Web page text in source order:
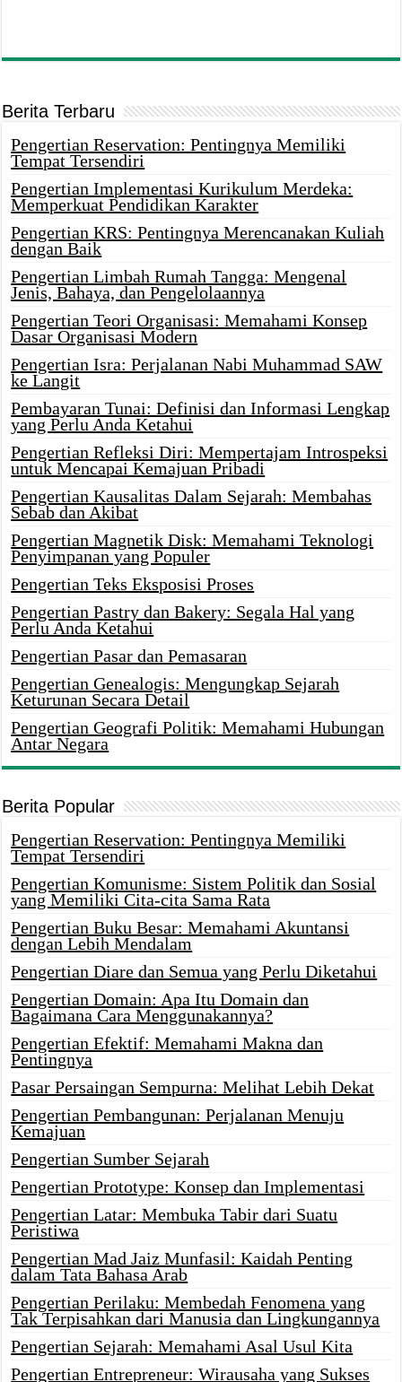
Berita Terbaru
Pengertian Reservation: Pentingnya Memiliki
Tempat Tersendiri
Pengertian Implementasi Kurikulum Merdeka:
Memperkuat Pendidikan Karakter
Pengertian KRS: Pentingnya Merencanakan Kuliah
dengan Baik
Pengertian Limbah Rumah Tangga: Mengenal
Jenis, Bahaya, dan Pengelolaannya
Pengertian Teori Organisasi: Memahami Konsep
Dasar Organisasi Modern
Pengertian Isra: Perjalanan Nabi Muhammad SAW
ke Langit
Pembayaran Tunai: Definisi dan Informasi Lengkap
yang Perlu Anda Ketahui
Pengertian Refleksi Diri: Mempertajam Introspeksi
untuk Mencapai Kemajuan Pribadi
Pengertian Kausalitas Dalam Sejarah: Membahas
Sebab dan Akibat
Pengertian Magnetik Disk: Memahami Teknologi
Penyimpanan yang Populer
Pengertian Teks Eksposisi Proses
Pengertian Pastry dan Bakery: Segala Hal yang
Perlu Anda Ketahui
Pengertian Pasar dan Pemasaran
Pengertian Genealogis: Mengungkap Sejarah
Keturunan Secara Detail
Pengertian Geografi Politik: Memahami Hubungan
Antar Negara
Berita Popular
Pengertian Reservation: Pentingnya Memiliki
Tempat Tersendiri
Pengertian Komunisme: Sistem Politik dan Sosial
yang Memiliki Cita-cita Sama Rata
Pengertian Buku Besar: Memahami Akuntansi
dengan Lebih Mendalam
Pengertian Diare dan Semua yang Perlu Diketahui
Pengertian Domain: Apa Itu Domain dan
Bagaimana Cara Menggunakannya?
Pengertian Efektif: Memahami Makna dan
Pentingnya
Pasar Persaingan Sempurna: Melihat Lebih Dekat
Pengertian Pembangunan: Perjalanan Menuju
Kemajuan
Pengertian Sumber Sejarah
Pengertian Prototype: Konsep dan Implementasi
Pengertian Latar: Membuka Tabir dari Suatu
Peristiwa
Pengertian Mad Jaiz Munfasil: Kaidah Penting
dalam Tata Bahasa Arab
Pengertian Perilaku: Membedah Fenomena yang
Tak Terpisahkan dari Manusia dan Lingkungannya
Pengertian Sejarah: Memahami Asal Usul Kita
Pengertian Entrepreneur: Wirausaha yang Sukses